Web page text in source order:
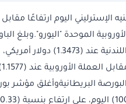
الإسترليني اليوم ارتفاعًا مقابل
الموحدة "اليورو".وبلغ
البريطانيةوأغلق مؤشر